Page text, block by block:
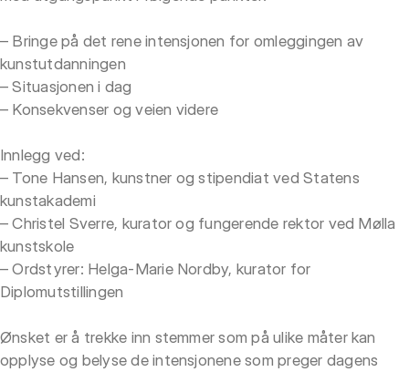
– Bringe på det rene intensjonen for omleggingen av
kunstutdanningen
– Situasjonen i dag
– Konsekvenser og veien videre
Innlegg ved:
– Tone Hansen, kunstner og stipendiat ved Statens
kunstakademi
– Christel Sverre, kurator og fungerende rektor ved Mølla
kunstskole
– Ordstyrer: Helga-Marie Nordby, kurator for
Diplomutstillingen
Ønsket er å trekke inn stemmer som på ulike måter kan
opplyse og belyse de intensjonene som preger dagens